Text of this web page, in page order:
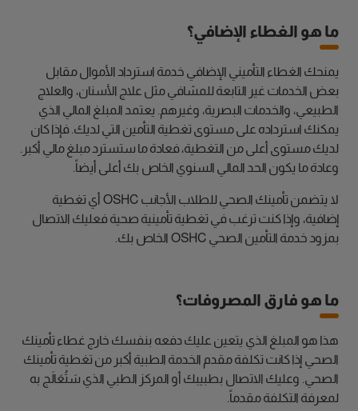
ما هو الغطاء الإضافي؟
يمنحك الغطاء التأميني الإضافي خدمة استرداد الأموال مقابل
بعض الخدمات غير التابعة للمشافي مثل علاج الأسنان، والعلاج
الطبيعي، والخدمات البصرية، وغيرهم. يعتمد المبلغ المالي الذي
يمكنك استرداده على مستوى تغطية التأمين التي لديك. فإذا كان
لديك مستوى أعلى من التغطية، فعادة ما ستسترد مبلغ مالي أكبر.
وعادة ما يكون الحد المالي السنوي الخاص بك أعلى أيضاً.
لا يتضمن تأمينك الصحي للطلاب الأجانب OSHC أي تغطية
إضافية، وإذا كنت ترغب في تغطية تأمينية صحية فعليك الاتصال
بمزود خدمة التأمين الصحي OSHC الخاص بك.
ما هو فارق المصروفات؟
هذا هو المبلغ الذي يتعين عليك دفعه بنفسك خارج غطاء تأمينك
الصحي إذا كانت تكلفة مقدم الخدمة الطبية أكبر من تغطية تأمينك
الصحي. وعليك الاتصال بطبيبك أو المركز الطبي الذي سَتُعَالَج به
لمعرفة التكلفة مقدماً.